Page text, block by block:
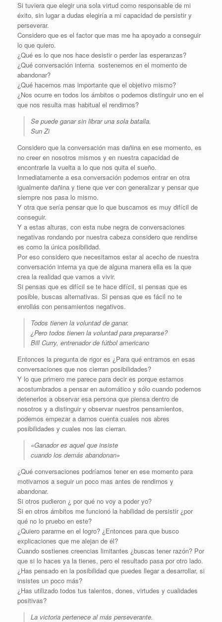
Si tuviera que elegir una sola virtud como responsable de mi
éxito, sin lugar a dudas elegiría a mi capacidad de persistir y
perseverar.
Considero que es el factor que mas me ha apoyado a conseguir
lo que quiero.
¿Qué es lo que nos hace desistir o perder las esperanzas?
¿Qué conversación interna sostenemos en el momento de
abandonar?
¿Qué hacemos mas importante que el objetivo mismo?
¿Nos ocurre en todos los ámbitos o podemos distinguir uno en el
que nos resulta mas habitual el rendirnos?
Se puede ganar sin librar una sola batalla.
Sun Zi
Considero que la conversación mas dañina en ese momento, es
no creer en nosotros mismos y en nuestra capacidad de
encontrarle la vuelta a lo que nos quita el sueño.
Inmediatamente a esa conversación podemos entrar en otra
igualmente dañina y tiene que ver con generalizar y pensar que
siempre nos pasa lo mismo.
Y otra que sería pensar que lo que buscamos es muy difícil de
conseguir.
Y a estas alturas, con esta nube negra de conversaciones
negativas rondando por nuestra cabeza considero que rendirse
es como la única posibilidad.
Por eso considero que necesitamos estar al acecho de nuestra
conversación interna ya que de alguna manera ella es la que
crea la realidad que vamos a vivir.
Si pensas que es difícil se te hace difícil, si pensas que es
posible, buscas alternativas. Si pensas que es fácil no te
enrollás con pensamientos negativos.
Todos tienen la voluntad de ganar.
¿Pero todos tienen la voluntad para prepararse?
Bill Curry, entrenador de fútbol americano
Entonces la pregunta de rigor es ¿Para qué entramos en esas
conversaciones que nos cierran posibilidades?
Y lo que primero me parece para decir es porque estamos
acostumbrados a pensar en automático y sólo cuando podemos
detenerlos a observar esa persona que piensa dentro de
nosotros y a distinguir y observar nuestros pensamientos,
podemos empezar a darnos cuenta cuales nos abres
posibilidades y cuales nos las cierran.
«Ganador es aquel que insiste
cuando los demás abandonan»
¿Qué conversaciones podríamos tener en ese momento para
motivarnos a seguir un poco mas antes de rendirnos y
abandonar.
Si otros pudieron ¿ por qué no voy a poder yo?
Si en otros ámbitos me funcionó la habilidad de persistir ¿por
qué no lo pruebo en este?
¿Quiero pararme en el logro? ¿Entonces para que busco
explicaciones que me alejan de él?
Cuando sostienes creencias limitantes ¿buscas tener razón? Por
que si lo haces ya la tienes, pero el resultado pasa por otro lado.
¿Has pensado en la posibilidad que puedes llegar a desarrollar, si
insistes un poco más?
¿Has utilizado todos tus talentos, dones, virtudes y cualidades
positivas?
La victoria pertenece al más perseverante.